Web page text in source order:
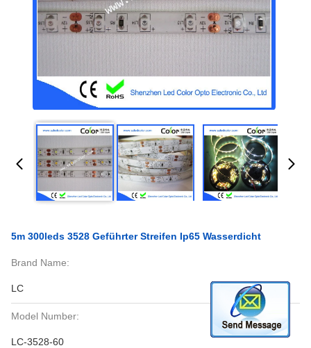
5m 300leds 3528 Geführter Streifen Ip65 Wasserdicht
Brand Name:
LC
Model Number:
LC-3528-60